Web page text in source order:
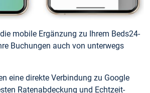
mobile Ergänzung zu Ihrem Beds24-
Buchungen auch von unterwegs
eine direkte Verbindung zu Google
Ratenabdeckung und Echtzeit-